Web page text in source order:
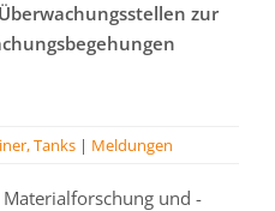
zur
Tanks | Meldungen
und -